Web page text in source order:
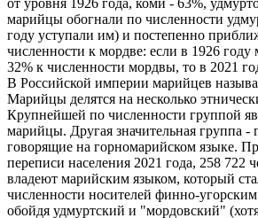
марийцы обогнали по численности
году уступали им) и постепенно
численности к мордве: если в 1926 году
32% к численности мордвы, то в 2021
В Российской империи марийцев
Марийцы делятся на несколько
Крупнейшей по численности группой
марийцы. Другая значительная группа
говорящие на горномарийском языке.
переписи населения 2021 года, 258 722
владеют марийским языком, который
численности носителей финно-
обойдя удмуртский и "мордовский"